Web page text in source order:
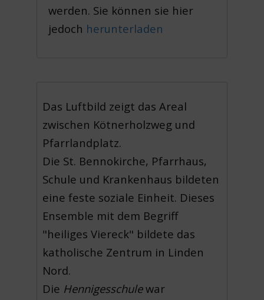
werden. Sie können sie hier
jedoch herunterladen
Das Luftbild zeigt das Areal
zwischen Kötnerholzweg und
Pfarrlandplatz.
Die St. Bennokirche, Pfarrhaus,
Schule und Krankenhaus bildeten
eine feste soziale Einheit. Dieses
Ensemble mit dem Begriff
"heiliges Viereck" bildete das
katholische Zentrum in Linden
Nord.
Die Hennigesschulewar